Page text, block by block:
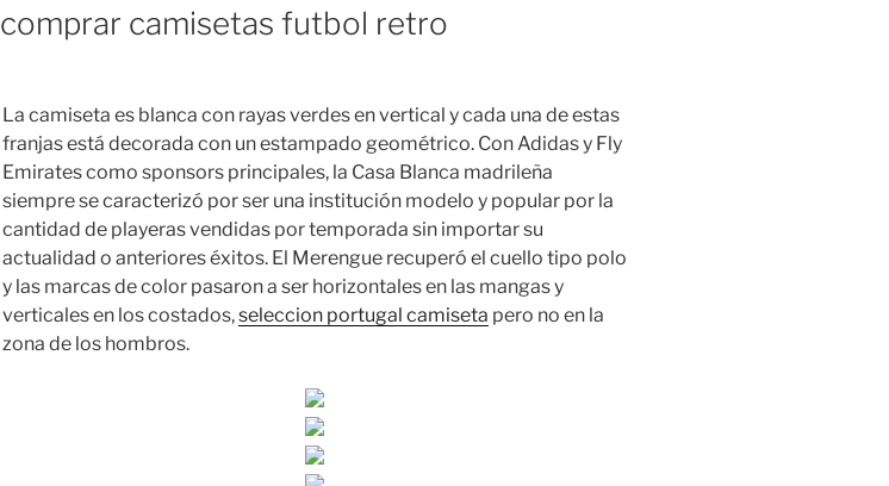
comprar camisetas futbol retro
La camiseta es blanca con rayas verdes en vertical y cada una de estas
franjas está decorada con un estampado geométrico. Con Adidas y Fly
Emirates como sponsors principales, la Casa Blanca madrileña
siempre se caracterizó por ser una institución modelo y popular por la
cantidad de playeras vendidas por temporada sin importar su
actualidad o anteriores éxitos. El Merengue recuperó el cuello tipo polo
y las marcas de color pasaron a ser horizontales en las mangas y
verticales en los costados,seleccion portugal camiseta pero no en la
zona de los hombros.